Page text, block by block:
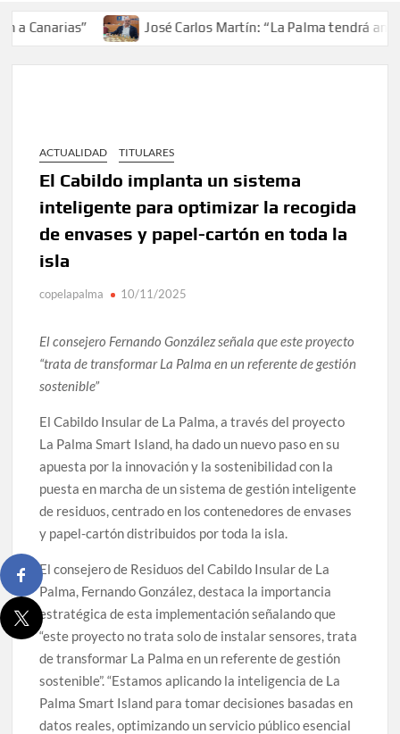
José Carlos Martín: “La Palma tendrá antes
ACTUALIDAD TITULARES
El Cabildo implanta un sistema
inteligente para optimizar la recogida
de envases y papel-cartón en toda la
isla
copelapalma 10/11/2025
El consejero Fernando González señala que este proyecto
“trata de transformar La Palma en un referente de gestión
sostenible”
El Cabildo Insular de La Palma, a través del proyecto
La Palma Smart Island, ha dado un nuevo paso en su
apuesta por la innovación y la sostenibilidad con la
puesta en marcha de un sistema de gestión inteligente
de residuos, centrado en los contenedores de envases
y papel-cartón distribuidos por toda la isla.
El consejero de Residuos del Cabildo Insular de La
Palma, Fernando González, destaca la importancia
estratégica de esta implementación señalando que
“este proyecto no trata solo de instalar sensores, trata
de transformar La Palma en un referente de gestión
sostenible”. “Estamos aplicando la inteligencia de La
Palma Smart Island para tomar decisiones basadas en
datos reales, optimizando un servicio público esencial